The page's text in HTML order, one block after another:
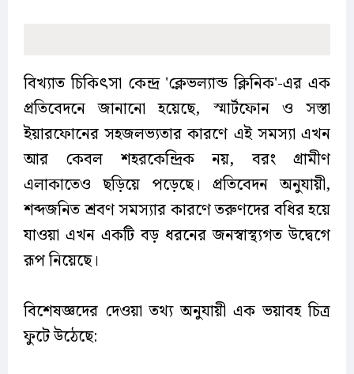
বিখ্যাত চিকিৎসা কেন্দ্র 'ক্লেভল্যান্ড ক্লিনিক'-এর এক
প্রতিবেদনে জানানো হয়েছে, স্মার্টফোন ও সস্তা
ইয়ারফোনের সহজলভ্যতার কারণে এই সমস্যা এখন
আর কেবল শহরকেন্দ্রিক নয়, বরং গ্রামীণ
এলাকাতেও ছড়িয়ে পড়েছে। প্রতিবেদন অনুযায়ী,
শব্দজনিত শ্রবণ সমস্যার কারণে তরুণদের বধির হয়ে
যাওয়া এখন একটি বড় ধরনের জনস্বাস্থ্যগত উদ্বেগে
রূপ নিয়েছে।
বিশেষজ্ঞদের দেওয়া তথ্য অনুযায়ী এক ভয়াবহ চিত্র
ফুটে উঠেছে: